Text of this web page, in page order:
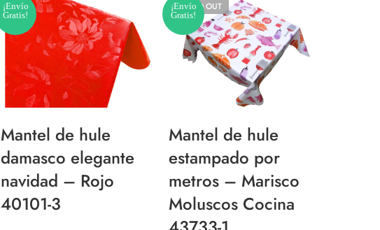
¡Envío
Gratis!
Mantel de hule
damasco elegante
navidad – Rojo
40101-3
¡Envío
Gratis!
SOLD OUT
Mantel de hule
estampado por
metros – Marisco
Moluscos Cocina